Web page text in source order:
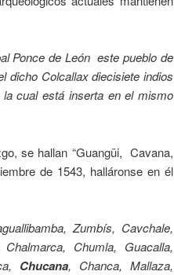
Ponce de León este pueblo de
dicho Colcallax diecisiete indios
cual está inserta en el mismo
se hallan “Guangüi, Cavana,
de 1543, halláronse en él
Zumbís, Cavchale,
Chumla, Guacalla,
Chucana, Chanca, Mallaza,